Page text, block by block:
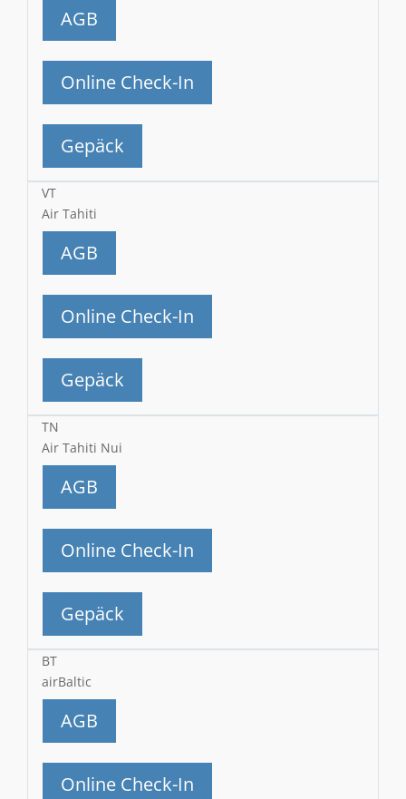
AGB
Online Check-In
Gepäck
VT
Air Tahiti
AGB
Online Check-In
Gepäck
TN
Air Tahiti Nui
AGB
Online Check-In
Gepäck
BT
airBaltic
AGB
Online Check-In